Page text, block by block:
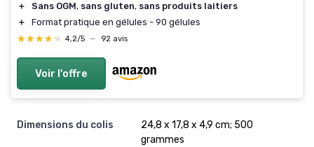
＋
Sans OGM, sans gluten, sans produits laitiers
＋
Format pratique en gélules - 90 gélules
★★★★★
★★★★★ 4,2/5 — 92 avis
Voir l'offre
Dimensions du colis
‎24,8 x 17,8 x 4,9 cm; 500
grammes